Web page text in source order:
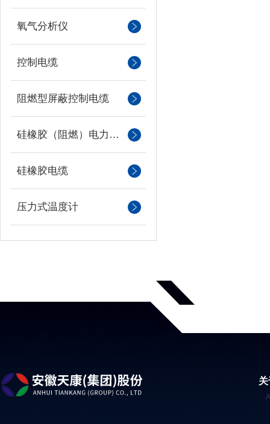
氧气分析仪
控制电缆
阻燃型屏蔽控制电缆
硅橡胶（阻燃）电力电缆
硅橡胶电缆
压力式温度计